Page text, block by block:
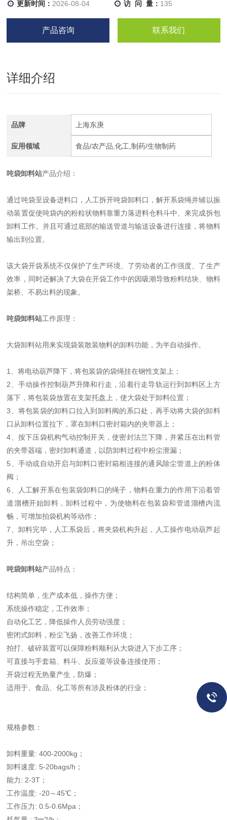
更新时间： 2026-08-04 访 问 量： 135
产品咨询 联系我们
详细介绍
品牌 上海东庚
应用领域 食品/农产品,化工,制药/生物制药
吨袋卸料站产品介绍：
通过吨袋至设备进料口，人工拆开吨袋卸料口，解开系袋绳并辅以振
动装置促使吨袋内的粉粒状物料靠重力落进料仓料斗中、来完成拆包
卸料工作。并且可通过底部的输送管道与输送设备进行连接，将物料
输出到位置。
该大袋开袋系统不仅保护了生产环境、了劳动者的工作强度、了生产
效率，同时还解决了大袋在开袋工作中的因吸潮导致粉料结块、物料
架桥、不易出料的现象。
吨袋卸料站工作原理：
大袋卸料站用来实现袋装散装物料的卸料功能，为半自动操作。
1、将电动葫芦降下，将包装袋的袋绳挂在钢性支架上；
2、手动操作控制葫芦升降和行走，沿着行走导轨运行到卸料区上方
落下，将包装袋放置在支架托盘上，使大袋处于卸料位置；
3、将包装袋的卸料口拉入到卸料阀的系口处，再手动将大袋的卸料
口从卸料位置拉下，罩在卸料口密封箱内的夹带器上；
4、按下压袋机构气动控制开关，使密封法兰下降，并紧压在出料管
的夹带器端，密封卸料通道，以防卸料过程中粉尘泄漏；
5、手动或自动开启与卸料口密封箱相连接的通风除尘管道上的粉体
阀；
6、人工解开系在包装袋卸料口的绳子，物料在重力的作用下沿着管
道溜槽开始卸料，卸料过程中，为使物料在包装袋和管道溜槽内流
畅，可增加拍袋机构等动作；
7、卸料完毕，人工系袋后，将夹袋机构升起，人工操作电动葫芦起
升，吊出空袋；
吨袋卸料站产品特点：
结构简单，生产成本低，操作方便；
系统操作稳定，工作效率；
自动化工艺，降低操作人员劳动强度；
密闭式卸料，粉尘飞扬，改善工作环境；
拍打、破碎装置可以保障粉料顺利从大袋进入下步工序；
可直接与手套箱、料斗、反应釜等设备连接使用；
开袋过程无热量产生，防爆；
适用于、食品、化工等所有涉及粉体的行业；
规格参数：
卸料重量: 400-2000kg；
卸料速度: 5-20bags/h；
能力: 2-3T；
工作温度: -20～45℃；
工作压力: 0.5-0.6Mpa；